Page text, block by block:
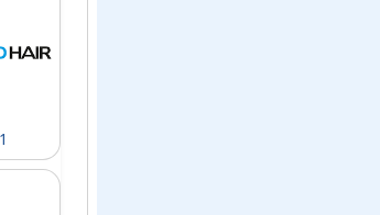
1 عرو